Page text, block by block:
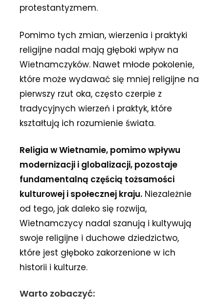
protestantyzmem.
Pomimo tych zmian, wierzenia i praktyki
religijne nadal mają głęboki wpływ na
Wietnamczyków. Nawet młode pokolenie,
które może wydawać się mniej religijne na
pierwszy rzut oka, często czerpie z
tradycyjnych wierzeń i praktyk, które
kształtują ich rozumienie świata.
Religia w Wietnamie, pomimo wpływu
modernizacji i globalizacji, pozostaje
fundamentalną częścią tożsamości
kulturowej i społecznej kraju. Niezależnie
od tego, jak daleko się rozwija,
Wietnamczycy nadal szanują i kultywują
swoje religijne i duchowe dziedzictwo,
które jest głęboko zakorzenione w ich
historii i kulturze.
Warto zobaczyć: